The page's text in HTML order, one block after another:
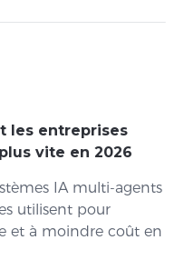
les entreprises
vite en 2026
IA multi-agents
utilisent pour
et à moindre coût en